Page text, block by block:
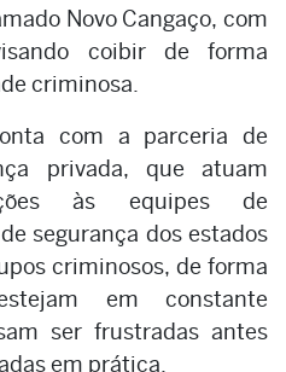
Novo Cangaço, com
coibir de forma
criminosa.
com a parceria de
privada, que atuam
às equipes de
segurança dos estados
criminosos, de forma
em constante
ser frustradas antes
em prática.